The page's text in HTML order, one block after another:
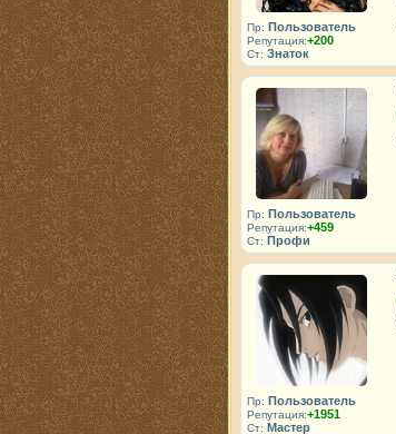
Пр: Пользователь
Репутация:+200
Ст: Знаток
Пр: Пользователь
Репутация:+459
Ст: Профи
Пр: Пользователь
Репутация:+1951
Ст: Мастер